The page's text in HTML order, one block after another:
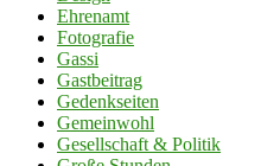
Ehrenamt
Fotografie
Gassi
Gastbeitrag
Gedenkseiten
Gemeinwohl
Gesellschaft & Politik